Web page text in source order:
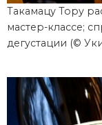
Такамацу Тору
мастер-классе;
дегустации (©